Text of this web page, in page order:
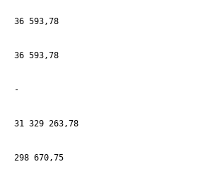
36 593,78
36 593,78
-
31 329 263,78
298 670,75